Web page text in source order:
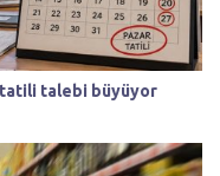
tatili talebi büyüyor